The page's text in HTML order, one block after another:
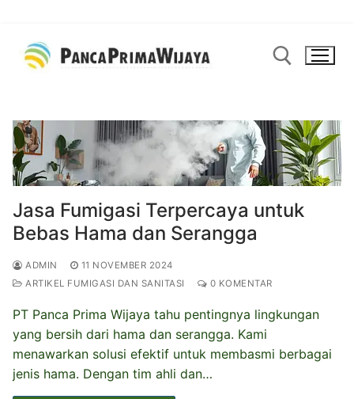
konten
Cari:
Jasa Fumigasi Terpercaya untuk
Bebas Hama dan Serangga
ADMIN
11 NOVEMBER 2024
ARTIKEL FUMIGASI DAN SANITASI
0 KOMENTAR
PT Panca Prima Wijaya tahu pentingnya lingkungan
yang bersih dari hama dan serangga. Kami
menawarkan solusi efektif untuk membasmi berbagai
jenis hama. Dengan tim ahli dan…